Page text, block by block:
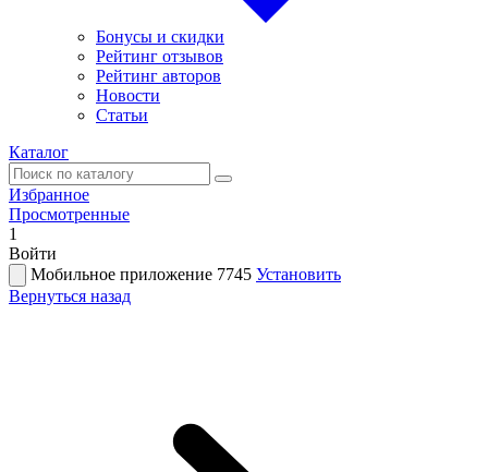
Бонусы и скидки
Рейтинг отзывов
Рейтинг авторов
Новости
Статьи
Каталог
Избранное
Просмотренные
1
Войти
Мобильное приложение 7745 Установить
Вернуться назад